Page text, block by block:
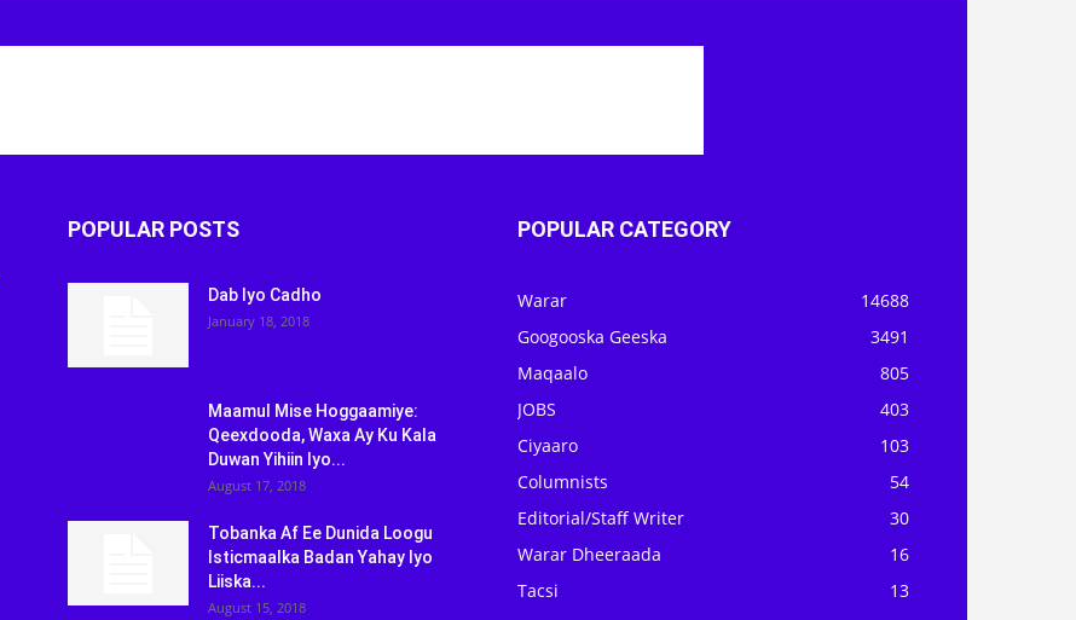
POPULAR POSTS
Dab Iyo Cadho
January 18, 2018
Maamul Mise Hoggaamiye:
Qeexdooda, Waxa Ay Ku Kala
Duwan Yihiin Iyo...
August 17, 2018
Tobanka Af Ee Dunida Loogu
Isticmaalka Badan Yahay Iyo
Liiska...
August 15, 2018
POPULAR CATEGORY
Warar
14688
Googooska Geeska
3491
Maqaalo
805
JOBS
403
Ciyaaro
103
Columnists
54
Editorial/Staff Writer
30
Warar Dheeraada
16
Tacsi
13